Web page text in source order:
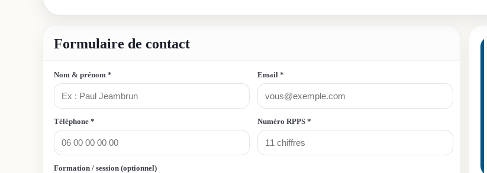
Formulaire de contact
Nom & prénom * Email *
Téléphone * Numéro RPPS *
Formation / session (optionnel)